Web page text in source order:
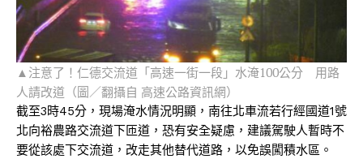
▲注意了！仁德交流道「高速一街一段」水淹100公分 用路
人請改道（圖／翻攝自 高速公路資訊網）
截至3時45分，現場淹水情況明顯，南往北車流若行經國道1號
北向裕農路交流道下匝道，恐有安全疑慮，建議駕駛人暫時不
要從該處下交流道，改走其他替代道路，以免誤闖積水區。